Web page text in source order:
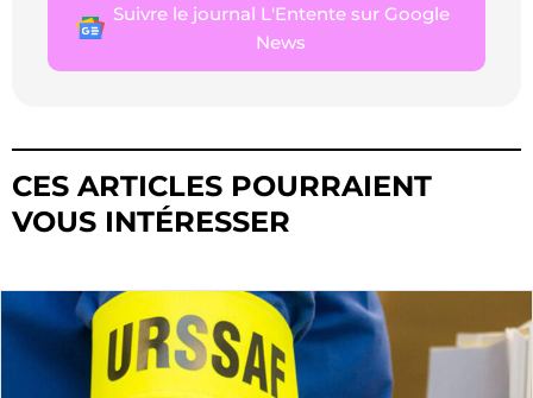
Suivre le journal L'Entente sur Google
News
CES ARTICLES POURRAIENT
VOUS INTÉRESSER